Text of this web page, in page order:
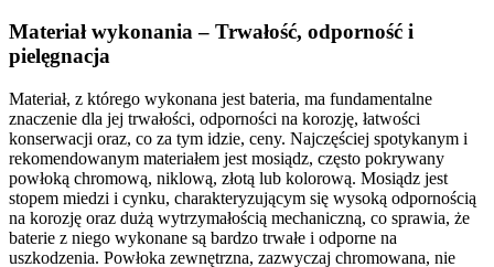
Materiał wykonania – Trwałość, odporność i
pielęgnacja
Materiał, z którego wykonana jest bateria, ma fundamentalne
znaczenie dla jej trwałości, odporności na korozję, łatwości
konserwacji oraz, co za tym idzie, ceny. Najczęściej spotykanym i
rekomendowanym materiałem jest mosiądz, często pokrywany
powłoką chromową, niklową, złotą lub kolorową. Mosiądz jest
stopem miedzi i cynku, charakteryzującym się wysoką odpornością
na korozję oraz dużą wytrzymałością mechaniczną, co sprawia, że
baterie z niego wykonane są bardzo trwałe i odporne na
uszkodzenia. Powłoka zewnętrzna, zazwyczaj chromowana, nie